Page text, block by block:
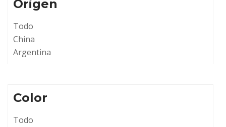
Origen
Todo
China
Argentina
Color
Todo